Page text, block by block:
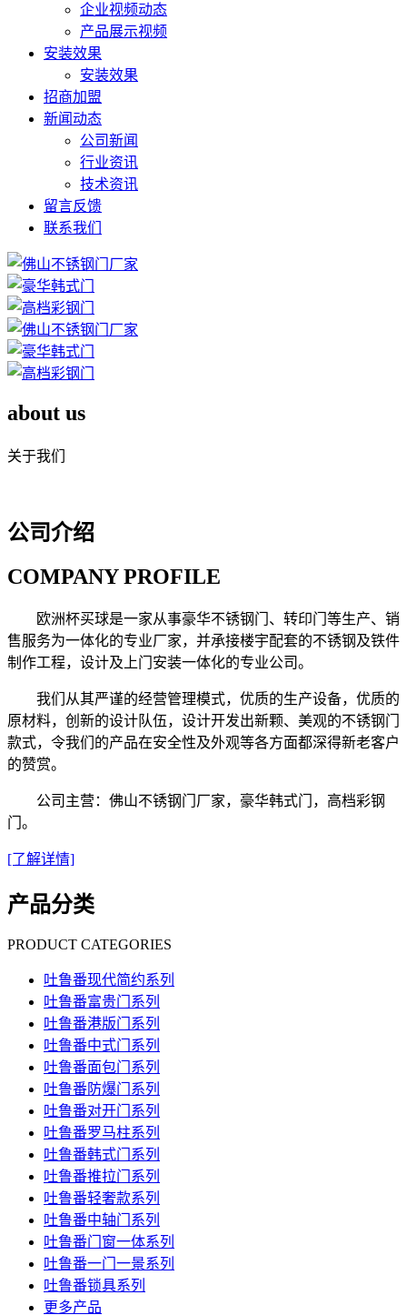
企业视频动态
产品展示视频
安装效果
安装效果
招商加盟
新闻动态
公司新闻
行业资讯
技术资讯
留言反馈
联系我们
about us
关于我们
公司介绍
COMPANY PROFILE
欧洲杯买球是一家从事豪华不锈钢门、转印门等生产、销
售服务为一体化的专业厂家，并承接楼宇配套的不锈钢及铁件
制作工程，设计及上门安装一体化的专业公司。
我们从其严谨的经营管理模式，优质的生产设备，优质的
原材料，创新的设计队伍，设计开发出新颗、美观的不锈钢门
款式，令我们的产品在安全性及外观等各方面都深得新老客户
的赞赏。
公司主营：佛山不锈钢门厂家，豪华韩式门，高档彩钢
门。
[了解详情]
产品分类
PRODUCT CATEGORIES
吐鲁番现代简约系列
吐鲁番富贵门系列
吐鲁番港版门系列
吐鲁番中式门系列
吐鲁番面包门系列
吐鲁番防爆门系列
吐鲁番对开门系列
吐鲁番罗马柱系列
吐鲁番韩式门系列
吐鲁番推拉门系列
吐鲁番轻奢款系列
吐鲁番中轴门系列
吐鲁番门窗一体系列
吐鲁番一门一景系列
吐鲁番锁具系列
更多产品